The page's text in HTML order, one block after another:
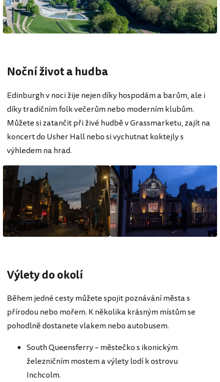
Noční život a hudba
Edinburgh v noci žije nejen díky hospodám a barům, ale i
díky tradičním folk večerům nebo moderním klubům.
Můžete si zatančit při živé hudbě v Grassmarketu, zajít na
koncert do Usher Hall nebo si vychutnat koktejly s
výhledem na hrad.
Výlety do okolí
Během jedné cesty můžete spojit poznávání města s
přírodou nebo mořem. K několika krásným místům se
pohodlně dostanete vlakem nebo autobusem.
South Queensferry – městečko s ikonickým
železničním mostem a výlety lodí k ostrovu
Inchcolm.